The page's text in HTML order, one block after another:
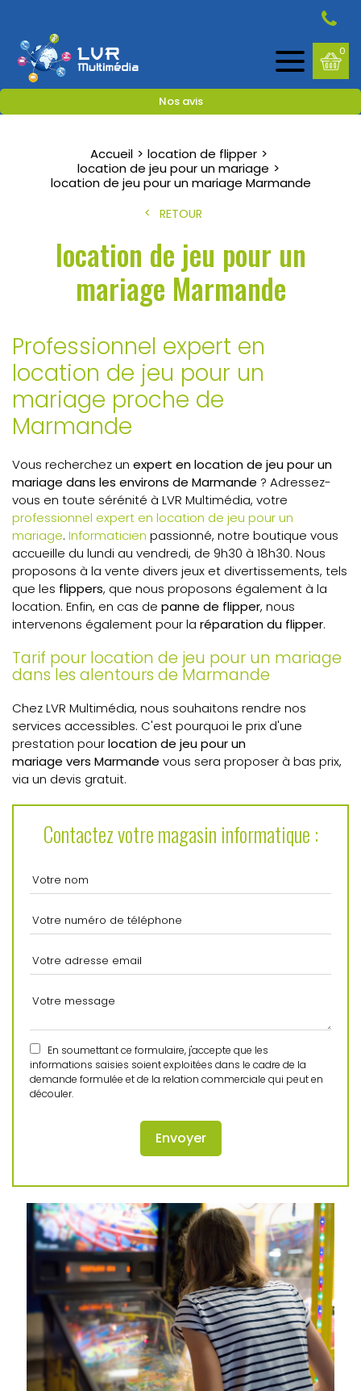
Nos avis
0
Accueil
location de flipper
location de jeu pour un mariage
location de jeu pour un mariage Marmande
RETOUR
location de jeu pour un
mariage Marmande
Professionnel expert en
location de jeu pour un
mariage proche de
Marmande
Vous recherchez un expert en location de jeu pour un
mariage dans les environs de Marmande ? Adressez-
vous en toute sérénité à LVR Multimédia, votre
professionnel expert en location de jeu pour un
mariage. Informaticien passionné, notre boutique vous
accueille du lundi au vendredi, de 9h30 à 18h30. Nous
proposons à la vente divers jeux et divertissements, tels
que les flippers, que nous proposons également à la
location. Enfin, en cas de panne de flipper, nous
intervenons également pour la réparation du flipper.
Tarif pour location de jeu pour un mariage
dans les alentours de Marmande
Chez LVR Multimédia, nous souhaitons rendre nos
services accessibles. C'est pourquoi le prix d'une
prestation pourlocation de jeu pour un
mariage vers Marmande vous sera proposer à bas prix,
via un devis gratuit.
Contactez votre magasin informatique :
En soumettant ce formulaire, j'accepte que les
informations saisies soient exploitées dans le cadre de la
demande formulée et de la relation commerciale qui peut en
découler.